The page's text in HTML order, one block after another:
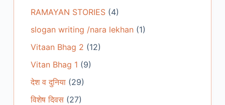
RAMAYAN STORIES(4)
slogan writing /nara lekhan(1)
Vitaan Bhag 2 (12)
Vitan Bhag 1 (9)
देश व दुनिया(29)
विशेष दिवस(27)